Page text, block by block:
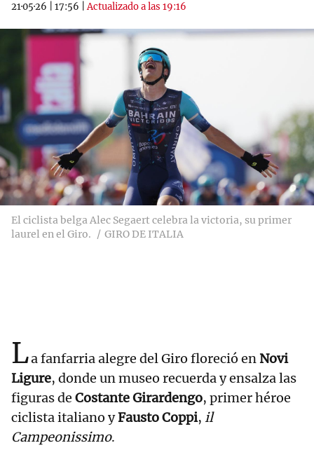
21·05·26 17:56 |Actualizado a las 19:16
El ciclista belga Alec Segaert celebra la victoria, su primer
laurel en el Giro.
GIRO DE ITALIA
La fanfarria alegre del Giro floreció en Novi
Ligure, donde un museo recuerda y ensalza las
figuras de Costante Girardengo, primer héroe
ciclista italiano yFausto Coppi, il
Campeonissimo.